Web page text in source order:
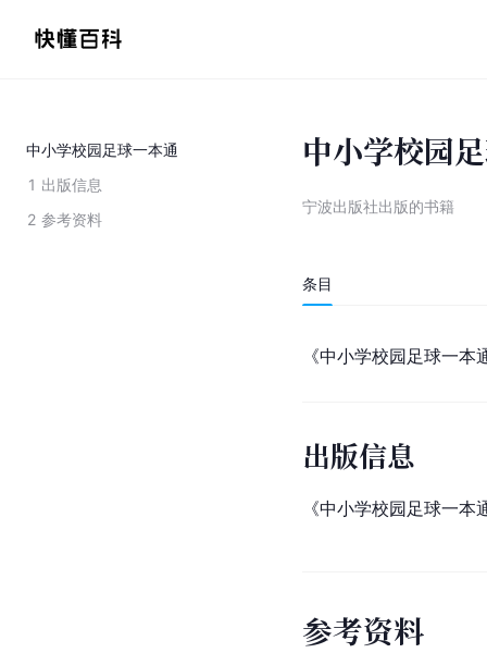
中小学校园足球一本通
1 出版信息
2 参考资料
中小学校园
宁波出版社出版的书籍
条目
《中小学校园足球一本
出版信息
《中小学校园足球一本
参考资料